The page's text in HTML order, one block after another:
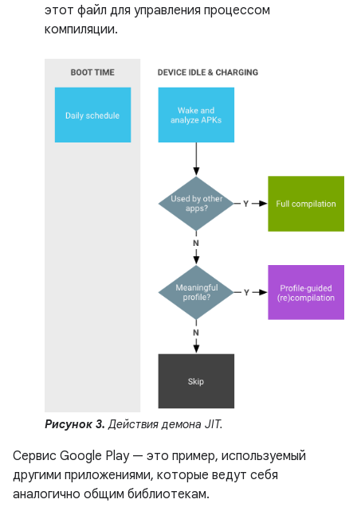
этот файл для управления процессом
компиляции.
Рисунок 3. Действия демона JIT.
Сервис Google Play — это пример, используемый
другими приложениями, которые ведут себя
аналогично общим библиотекам.